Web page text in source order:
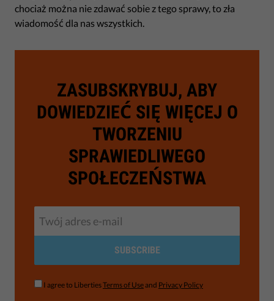
chociaż można nie zdawać sobie z tego sprawy, to zła
wiadomość dla nas wszystkich.
ZASUBSKRYBUJ, ABY
DOWIEDZIEĆ SIĘ WIĘCEJ O
TWORZENIU
SPRAWIEDLIWEGO
SPOŁECZEŃSTWA
SUBSCRIBE
I agree to LibertiesTerms of Useand Privacy Policy